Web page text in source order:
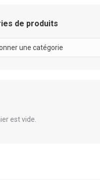
de produits
une catégorie
est vide.